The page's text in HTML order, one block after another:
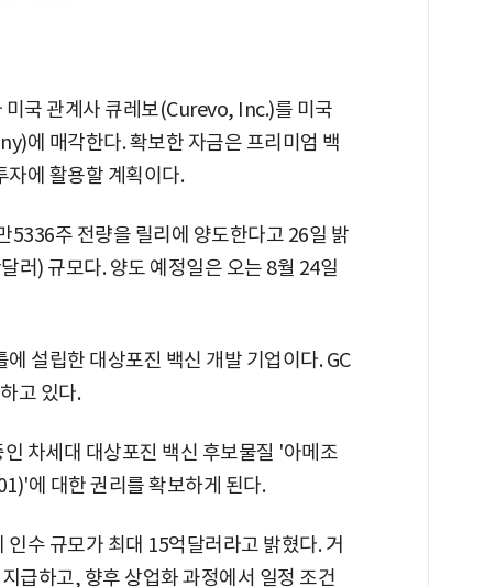
미국 관계사 큐레보(Curevo, Inc.)를 미국
에 매각한다. 확보한 자금은 프리미엄 백
자에 활용할 계획이다.
5336주 전량을 릴리에 양도한다고 26일 밝
러) 규모다. 양도 예정일은 오는 8월 24일
설립한 대상포진 백신 개발 기업이다. GC
고 있다.
차세대 대상포진 백신 후보물질 '아메조
에 대한 권리를 확보하게 된다.
수 규모가 최대 15억달러라고 밝혔다. 거
하고, 향후 상업화 과정에서 일정 조건